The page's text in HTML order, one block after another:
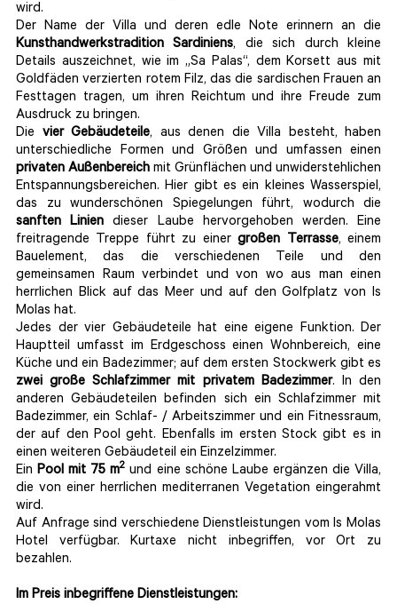
wird.
Der Name der Villa und deren edle Note erinnern an die
Kunsthandwerkstradition Sardiniens, die sich durch kleine
Details auszeichnet, wie im „Sa Palas“, dem Korsett aus mit
Goldfäden verzierten rotem Filz, das die sardischen Frauen an
Festtagen tragen, um ihren Reichtum und ihre Freude zum
Ausdruck zu bringen.
Die vier Gebäudeteile, aus denen die Villa besteht, haben
unterschiedliche Formen und Größen und umfassen einen
privaten Außenbereich mit Grünflächen und unwiderstehlichen
Entspannungsbereichen. Hier gibt es ein kleines Wasserspiel,
das zu wunderschönen Spiegelungen führt, wodurch die
sanften Linien dieser Laube hervorgehoben werden. Eine
freitragende Treppe führt zu einergroßen Terrasse, einem
Bauelement, das die verschiedenen Teile und den
gemeinsamen Raum verbindet und von wo aus man einen
herrlichen Blick auf das Meer und auf den Golfplatz von Is
Molas hat.
Jedes der vier Gebäudeteile hat eine eigene Funktion. Der
Hauptteil umfasst im Erdgeschoss einen Wohnbereich, eine
Küche und ein Badezimmer; auf dem ersten Stockwerk gibt es
zwei große Schlafzimmer mit privatem Badezimmer. In den
anderen Gebäudeteilen befinden sich ein Schlafzimmer mit
Badezimmer, ein Schlaf- / Arbeitszimmer und ein Fitnessraum,
der auf den Pool geht. Ebenfalls im ersten Stock gibt es in
einen weiteren Gebäudeteil ein Einzelzimmer.
Ein Pool mit 75 m2 und eine schöne Laube ergänzen die Villa,
die von einer herrlichen mediterranen Vegetation eingerahmt
wird.
Auf Anfrage sind verschiedene Dienstleistungen vom Is Molas
Hotel verfügbar. Kurtaxe nicht inbegriffen, vor Ort zu
bezahlen.
Im Preis inbegriffene Dienstleistungen: